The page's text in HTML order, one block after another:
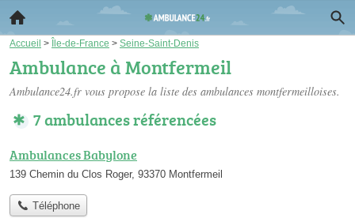
Accueil > Île-de-France > Seine-Saint-Denis
Ambulance à Montfermeil
Ambulance24.fr vous propose la liste des ambulances montfermeilloises.
7 ambulances référencées
Ambulances Babylone
139 Chemin du Clos Roger, 93370 Montfermeil
Téléphone